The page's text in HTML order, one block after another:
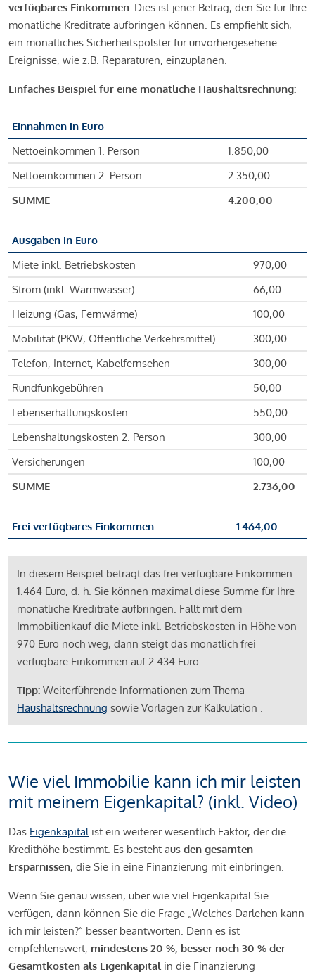
verfügbares Einkommen. Dies ist jener Betrag, den Sie für Ihre
monatliche Kreditrate aufbringen können. Es empfiehlt sich,
ein monatliches Sicherheitspolster für unvorhergesehene
Ereignisse, wie z.B. Reparaturen, einzuplanen.
Einfaches Beispiel für eine monatliche Haushaltsrechnung:
Einnahmen in Euro
Nettoeinkommen 1. Person
1.850,00
Nettoeinkommen 2. Person
2.350,00
SUMME
4.200,00
Ausgaben in Euro
Miete inkl. Betriebskosten
970,00
Strom (inkl. Warmwasser)
66,00
Heizung (Gas, Fernwärme)
100,00
Mobilität (PKW, Öffentliche Verkehrsmittel)
300,00
Telefon, Internet, Kabelfernsehen
300,00
Rundfunkgebühren
50,00
Lebenserhaltungskosten
550,00
Lebenshaltungskosten 2. Person
300,00
Versicherungen
100,00
SUMME
2.736,00
Frei verfügbares Einkommen 1.464,00
In diesem Beispiel beträgt das frei verfügbare Einkommen
1.464 Euro, d. h. Sie können maximal diese Summe für Ihre
monatliche Kreditrate aufbringen. Fällt mit dem
Immobilienkauf die Miete inkl. Betriebskosten in Höhe von
970 Euro noch weg, dann steigt das monatlich frei
verfügbare Einkommen auf 2.434 Euro.
Tipp: Weiterführende Informationen zum Thema
Haushaltsrechnung sowie Vorlagen zur Kalkulation .
Wie viel Immobilie kann ich mir leisten
mit meinem Eigenkapital? (inkl. Video)
Das Eigenkapitalist ein weiterer wesentlich Faktor, der die
Kredithöhe bestimmt. Es besteht aus den gesamten
Ersparnissen, die Sie in eine Finanzierung mit einbringen.
Wenn Sie genau wissen, über wie viel Eigenkapital Sie
verfügen, dann können Sie die Frage „Welches Darlehen kann
ich mir leisten?“ besser beantworten. Denn es ist
empfehlenswert, mindestens 20 %, besser noch 30 % der
Gesamtkosten als Eigenkapital in die Finanzierung